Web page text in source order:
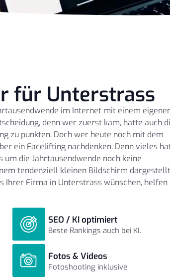
für Unterstrass
im Internet mit einem
denn wer zuerst kam, hatte auch
zu punkten. Doch wer heute noch mit dem
ein Facelifting nachdenken. Denn vieles
die Jahrtausendwende noch keine
tendenziell kleinen Bildschirm dargestellt
Ihrer Firma in Unterstrass wünschen, helfen
SEO / KI optimiert
Beste Rankings auch bei KI.
Fotos & Videos
Fotoshooting inklusive.